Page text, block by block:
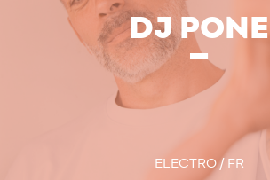
DJ PONE
ELECTRO / FR